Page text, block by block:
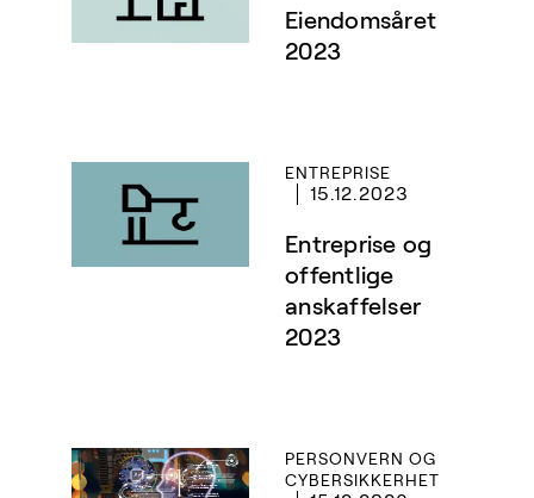
Eiendomsåret
2023
ENTREPRISE
15.12.2023
Entreprise og
offentlige
anskaffelser
2023
PERSONVERN OG
CYBERSIKKERHET